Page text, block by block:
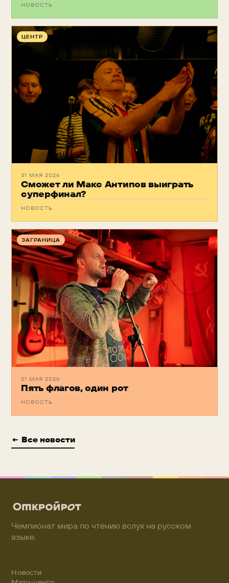
НОВОСТЬ
ЦЕНТР
31 МАЯ 2026
Сможет ли Макс Антипов выиграть
суперфинал?
НОВОСТЬ
ЗАГРАНИЦА
21 МАЯ 2026
Пять флагов, один рот
НОВОСТЬ
← Все новости
Чемпионат мира по чтению вслух на русском
языке.
Новости